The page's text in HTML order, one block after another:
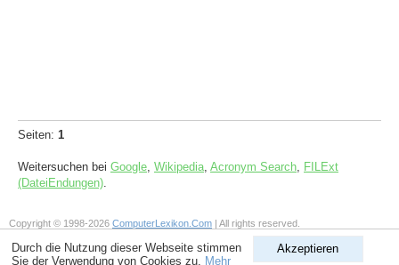
Seiten: 1
Weitersuchen bei Google Wikipedia Acronym Search FILExt
(DateiEndungen)
Akzeptieren
Durch die Nutzung dieser Webseite stimmen
Sie der Verwendung von Cookies zu. Mehr
Copyright © 1998-2026 ComputerLexikon.Com | All rights reserved.